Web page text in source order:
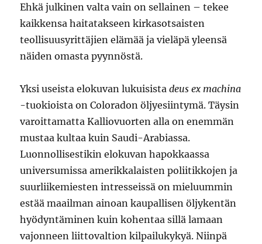
Ehkä julkinen valta vain on sellainen – tekee
kaikkensa haitatakseen kirkasotsaisten
teollisuusyrittäjien elämää ja vieläpä yleensä
näiden omasta pyynnöstä.
Yksi useista elokuvan lukuisistadeus ex machina
-tuokioista on Coloradon öljyesiintymä. Täysin
varoittamatta Kalliovuorten alla on enemmän
mustaa kultaa kuin Saudi-Arabiassa.
Luonnollisestikin elokuvan hapokkaassa
universumissa amerikkalaisten poliitikkojen ja
suurliikemiesten intresseissä on mieluummin
estää maailman ainoan kaupallisen öljykentän
hyödyntäminen kuin kohentaa sillä lamaan
vajonneen liittovaltion kilpailukykyä. Niinpä